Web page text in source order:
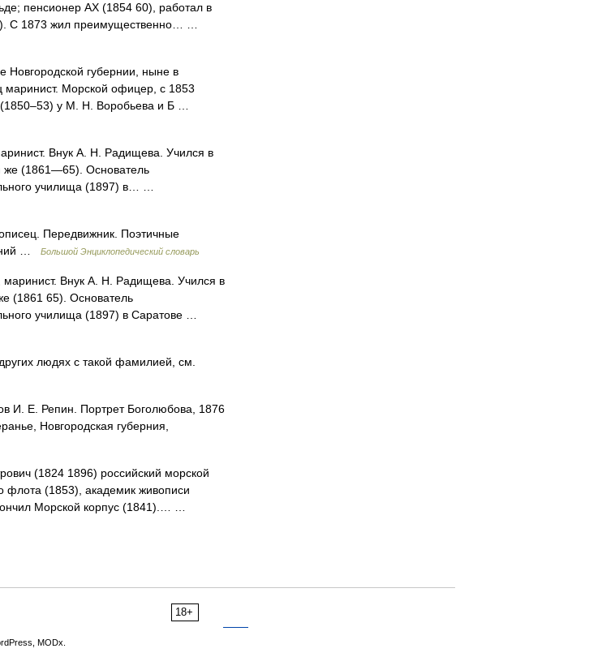
пенсионер АХ (1854 60), работал в
С 1873 жил преимущественно… …
губернии, ныне в
маринист. Морской офицер, с 1853
(1850‒53) у М. Н. Воробьева и Б …
Внук А. Н. Радищева. Учился в
же (1861—65). Основатель
училища (1897) в… …
Передвижник. Поэтичные
…
Большой Энциклопедический словарь
Внук А. Н. Радищева. Учился в
(1861 65). Основатель
училища (1897) в Саратове …
людях с такой фамилией, см.
И. Е. Репин. Портрет Боголюбова, 1876
Новгородская губерния,
(1824 1896) российский морской
флота (1853), академик живописи
Морской корпус (1841).… …
18+
MODx.